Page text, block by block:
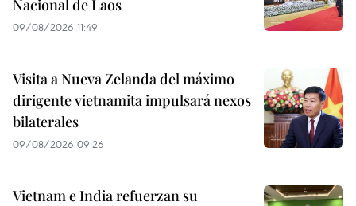
Nacional de Laos
09/08/2026 11:49
Visita a Nueva Zelanda del máximo
dirigente vietnamita impulsará nexos
bilaterales
09/08/2026 09:26
Vietnam e India refuerzan su